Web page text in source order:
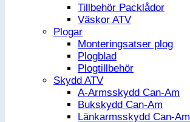
Tillbehör Packlådor
Väskor ATV
Plogar
Monteringsatser plog
Plogblad
Plogtillbehör
Skydd ATV
A-Armsskydd Can-Am
Bukskydd Can-Am
Länkarmsskydd Can-Am